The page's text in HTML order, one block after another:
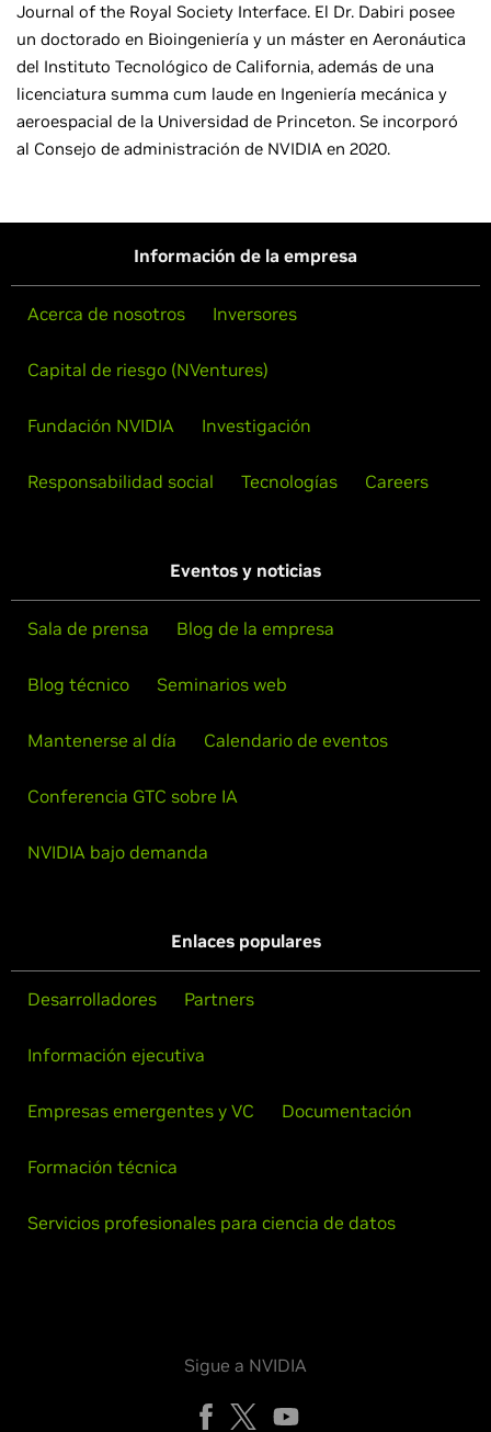
Journal of the Royal Society Interface. El Dr. Dabiri posee
un doctorado en Bioingeniería y un máster en Aeronáutica
del Instituto Tecnológico de California, además de una
licenciatura summa cum laude en Ingeniería mecánica y
aeroespacial de la Universidad de Princeton. Se incorporó
al Consejo de administración de NVIDIA en 2020.
Información de la empresa
Acerca de nosotros Inversores
Capital de riesgo (NVentures)
Fundación NVIDIA Investigación
Responsabilidad social Tecnologías Careers
Eventos y noticias
Sala de prensa Blog de la empresa
Blog técnico Seminarios web
Mantenerse al día Calendario de eventos
Conferencia GTC sobre IA
NVIDIA bajo demanda
Enlaces populares
Desarrolladores Partners
Información ejecutiva
Empresas emergentes y VC Documentación
Formación técnica
Servicios profesionales para ciencia de datos
Sigue a NVIDIA